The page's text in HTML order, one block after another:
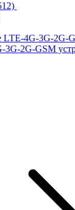
4G-3G-2G-
2G-GSM